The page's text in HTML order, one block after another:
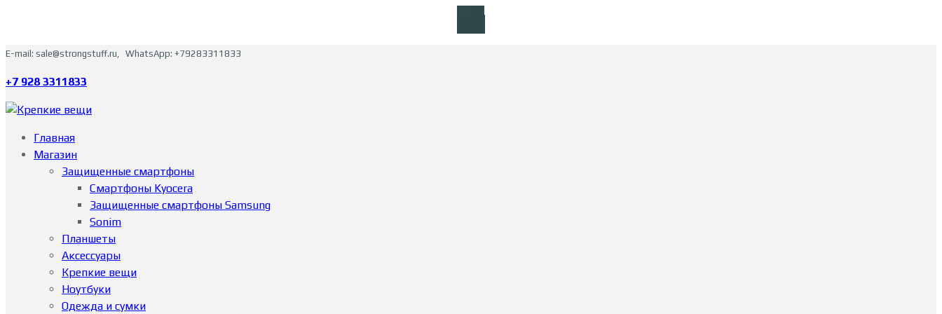
E-mail: sale@strongstuff.ru, WhatsApp: +79283311833
+7 928 3311833
Главная
Магазин
Защищенные смартфоны
Смартфоны Kyocera
Защищенные смартфоны Samsung
Sonim
Планшеты
Аксессуары
Крепкие вещи
Ноутбуки
Одежда и сумки